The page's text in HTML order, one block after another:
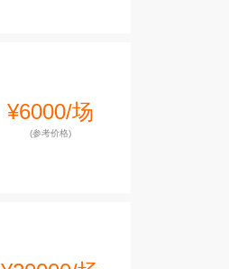
¥6000/场
(参考价格)